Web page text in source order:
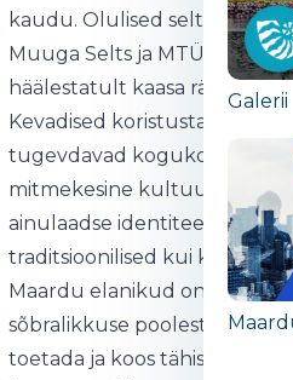
kaudu. Olulised seltsid ja
Muuga Selts ja MTÜ Emade
häälestatult kaasa rääkida ja
Kevadised koristustalgud ja
tugevdavad kogukonna
mitmekesine kultuuritaust
ainulaadse identiteedi, mida
traditsioonilised kui ka
Maardu elanikud on tuntud
sõbralikkuse poolest. Linnas
toetada ja koos tähistada nii
Galerii